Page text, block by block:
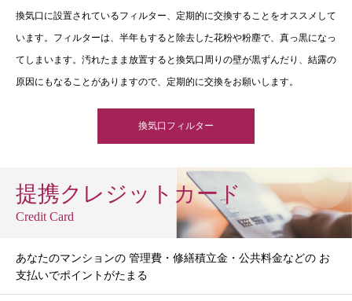
換気口に設置されているフィルター、定期的に交換することをオススメして
います。フィルターは、半年もすると除去した花粉や粉塵で、真っ黒になっ
てしまいます。汚れたまま放置すると換気口周りの壁が黒ずんだり、結露の
原因にもなることがありますので、定期的に交換をお願いします。
換気口フィルター
提携クレジットカード
Credit Card
あなたのマンションの 管理費・修繕積立金・公共料金などの お
支払いでポイントがたまる